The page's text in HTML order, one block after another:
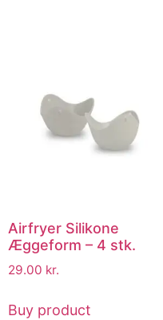
Airfryer Silikone
Æggeform – 4 stk.
29.00 kr.
Buy product